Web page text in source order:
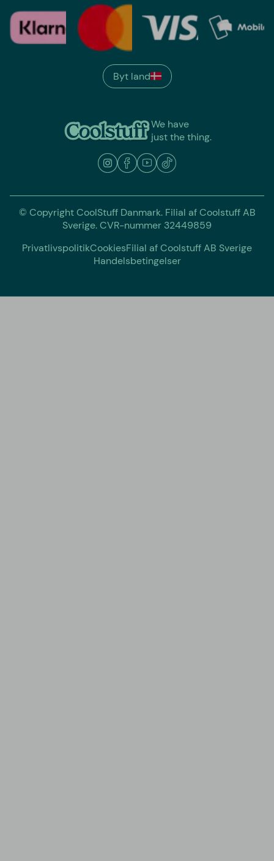
We have
just the thing.
Byt land
© Copyright CoolStuff Danmark. Filial af Coolstuff AB
Sverige. CVR-nummer 32449859
PrivatlivspolitikCookiesFilial af Coolstuff AB Sverige
Handelsbetingelser